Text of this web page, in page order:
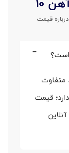
پروفیل‌ها در
بازار فولاد ایران بوده است. این تیرآهن از نوع IPE و مطابق
یکنواخت
شده است
سایز
۱۰
قیمت
برند متفاوت
ترک قیمت دارد؛ قیمت